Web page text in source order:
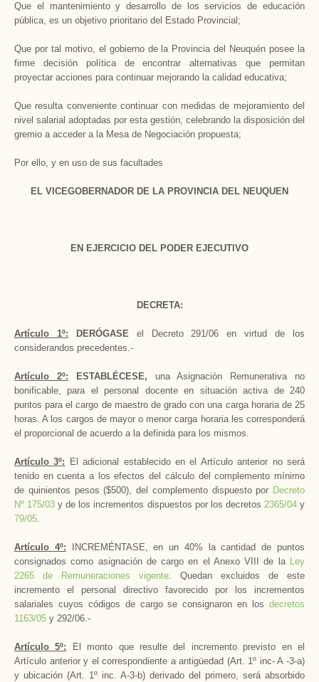
Que el mantenimiento y desarrollo de los servicios de educación
pública, es un objetivo prioritario del Estado Provincial;
Que por tal motivo, el gobierno de la Provincia del Neuquén posee la
firme decisión política de encontrar alternativas que permitan
proyectar acciones para continuar mejorando la calidad educativa;
Que resulta conveniente continuar con medidas de mejoramiento del
nivel salarial adoptadas por esta gestión, celebrando la disposición del
gremio a acceder a la Mesa de Negociación propuesta;
Por ello, y en uso de sus facultades
EL VICEGOBERNADOR DE LA PROVINCIA DEL NEUQUEN
EN EJERCICIO DEL PODER EJECUTIVO
DECRETA:
Artículo 1º: DERÓGASEel Decreto 291/06 en virtud de los
considerandos precedentes.-
Artículo 2º: ESTABLÉCESE, una Asignación Remunerativa no
bonificable, para el personal docente en situación activa de 240
puntos para el cargo de maestro de grado con una carga horaria de 25
horas. A los cargos de mayor o menor carga horaria les corresponderá
el proporcional de acuerdo a la definida para los mismos.
Artículo 3º: El adicional establecido en el Artículo anterior no será
tenido en cuenta a los efectos del cálculo del complemento mínimo
de quinientos pesos ($500), del complemento dispuesto por Decreto
Nº 175/03 y de los incrementos dispuestos por los decretos 2365/04y
79/05.
Artículo 4º: INCREMÉNTASE, en un 40% la cantidad de puntos
consignados como asignación de cargo en el Anexo VIII de la Ley
2265 de Remuneraciones vigente. Quedan excluidos de este
incremento el personal directivo favorecido por los incrementos
salariales cuyos códigos de cargo se consignaron en los decretos
1163/05 y 292/06.-
Artículo 5º: El monto que resulte del incremento previsto en el
Artículo anterior y el correspondiente a antigüedad (Art. 1º inc- A -3-a)
y ubicación (Art. 1º inc. A-3-b) derivado del primero, será absorbido